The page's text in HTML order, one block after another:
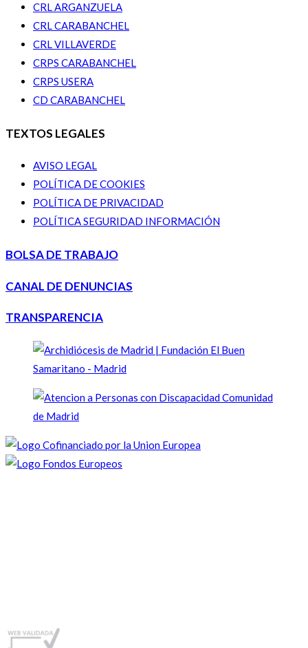
CRL ARGANZUELA
CRL CARABANCHEL
CRL VILLAVERDE
CRPS CARABANCHEL
CRPS USERA
CD CARABANCHEL
TEXTOS LEGALES
AVISO LEGAL
POLÍTICA DE COOKIES
POLÍTICA DE PRIVACIDAD
POLÍTICA SEGURIDAD INFORMACIÓN
BOLSA DE TRABAJO
CANAL DE DENUNCIAS
TRANSPARENCIA